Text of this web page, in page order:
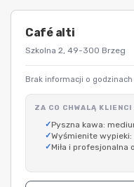
Café alti
Szkolna 2, 49-300 Brzeg
Brak informacji o
ZA CO CHWALĄ KLIENCI
Pyszna kawa:
Wyśmienite
Miła i profesjonalna